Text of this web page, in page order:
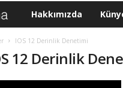
i
h
Hakkımızda
IOS 12 Derinlik Denetimi
12 Derinlik